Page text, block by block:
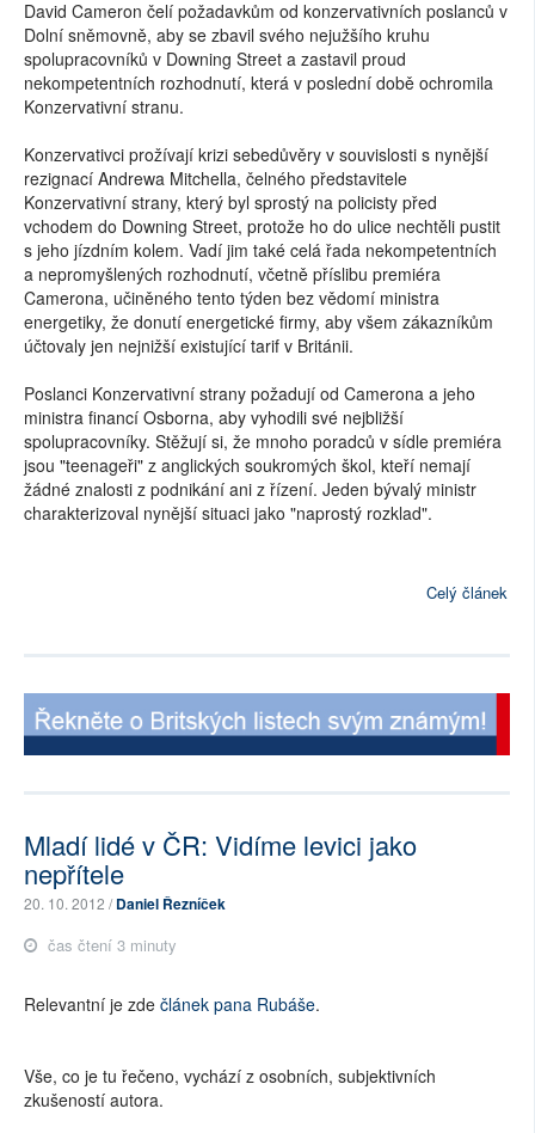
David Cameron čelí požadavkům od konzervativních poslanců v
Dolní sněmovně, aby se zbavil svého nejužšího kruhu
spolupracovníků v Downing Street a zastavil proud
nekompetentních rozhodnutí, která v poslední době ochromila
Konzervativní stranu.
Konzervativci prožívají krizi sebedůvěry v souvislosti s nynější
rezignací Andrewa Mitchella, čelného představitele
Konzervativní strany, který byl sprostý na policisty před
vchodem do Downing Street, protože ho do ulice nechtěli pustit
s jeho jízdním kolem. Vadí jim také celá řada nekompetentních
a nepromyšlených rozhodnutí, včetně příslibu premiéra
Camerona, učiněného tento týden bez vědomí ministra
energetiky, že donutí energetické firmy, aby všem zákazníkům
účtovaly jen nejnižší existující tarif v Británii.
Poslanci Konzervativní strany požadují od Camerona a jeho
ministra financí Osborna, aby vyhodili své nejbližší
spolupracovníky. Stěžují si, že mnoho poradců v sídle premiéra
jsou "teenageři" z anglických soukromých škol, kteří nemají
žádné znalosti z podnikání ani z řízení. Jeden bývalý ministr
charakterizoval nynější situaci jako "naprostý rozklad".
Celý článek
Mladí lidé v ČR: Vidíme levici jako
nepřítele
20. 10. 2012 /Daniel Řezníček
čas čtení 3 minuty
Relevantní je zde článek pana Rubáše.
Vše, co je tu řečeno, vychází z osobních, subjektivních
zkušeností autora.